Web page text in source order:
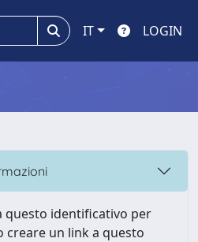
IT LOGIN
questo identificativo per
creare un link a questo